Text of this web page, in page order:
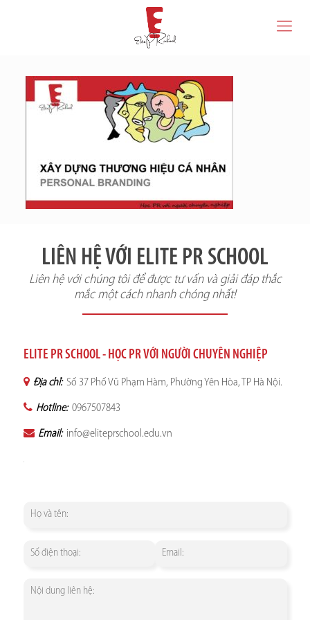
LIÊN HỆ VỚI ELITE PR SCHOOL
Liên hệ với chúng tôi để được tư vấn và giải đáp thắc
mắc một cách nhanh chóng nhất!
ELITE PR SCHOOL - HỌC PR VỚI NGƯỜI CHUYÊN NGHIỆP
Địa chỉ: Số 37 Phố Vũ Phạm Hàm, Phường Yên Hòa, TP Hà Nội.
Hotline: 0967507843
Email: info@eliteprschool.edu.vn